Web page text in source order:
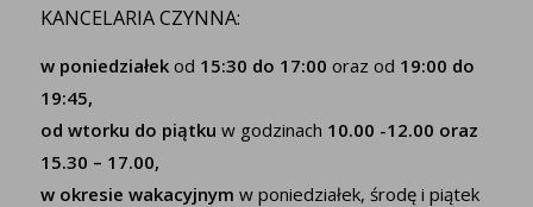
KANCELARIA CZYNNA:
w poniedziałekod 15:30 do 17:00 oraz od 19:00 do
19:45,
od wtorku do piątku w godzinach 10.00 -12.00 oraz
15.30 – 17.00,
w okresie wakacyjnym w poniedziałek, środę i piątek